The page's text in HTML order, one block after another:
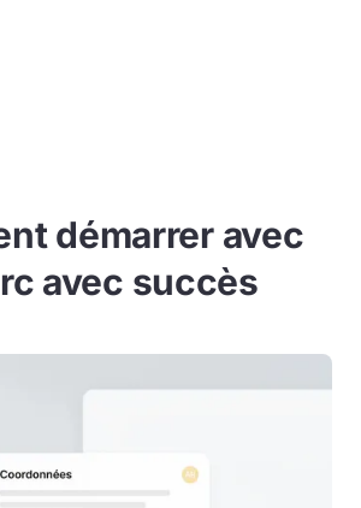
démarrer avec
avec succès